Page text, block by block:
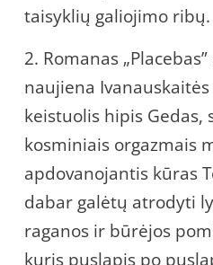
taisyklių galiojimo ribų.
2. Romanas
naujiena
keistuolis hipis
kosminiais orgazmais
apdovanojantis kūras
dabar galėtų atrodyti
raganos ir būrėjos
kuris puslapis po